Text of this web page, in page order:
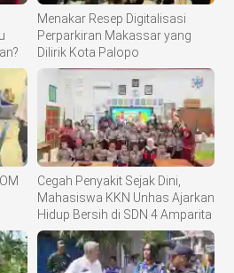
Menakar Resep Digitalisasi
Perparkiran Makassar yang
Dilirik Kota Palopo
Cegah Penyakit Sejak Dini,
Mahasiswa KKN Unhas Ajarkan
Hidup Bersih di SDN 4 Amparita